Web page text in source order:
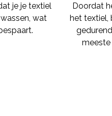
je je textiel
wat
Doordat
het textiel,